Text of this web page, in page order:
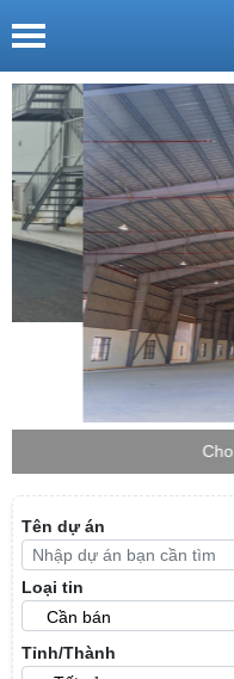
Cho Thuê
Tên dự án
Loại tin
Tỉnh/Thành